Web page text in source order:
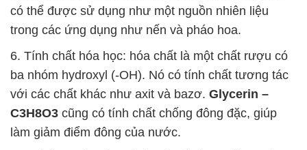
có thể được sử dụng như một nguồn nhiên liệu
trong các ứng dụng như nến và pháo hoa.
6. Tính chất hóa học: hóa chất là một chất rượu có
ba nhóm hydroxyl (-OH). Nó có tính chất tương tác
với các chất khác như axit và bazơ. Glycerin –
C3H8O3 cũng có tính chất chống đông đặc, giúp
làm giảm điểm đông của nước.